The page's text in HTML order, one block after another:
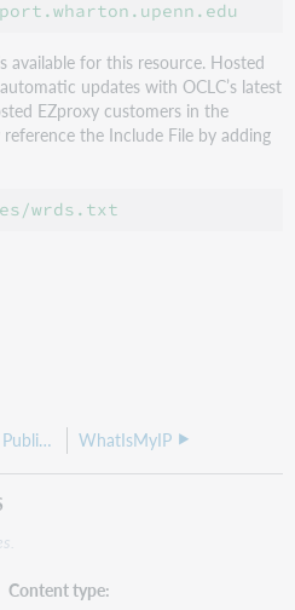
available for this resource. Hosted
updates with OCLC’s latest
EZproxy customers in the
the Include File by adding
Weston Medical Publishing WhatIsMyIP
Content type